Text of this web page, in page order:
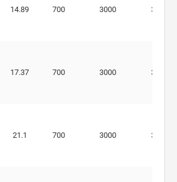
14.89 700 3000 320
17.37 700 3000 320
21.1 700 3000 300